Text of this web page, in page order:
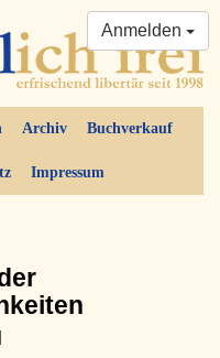
Archiv Buchverkauf
Impressum
Anmelden